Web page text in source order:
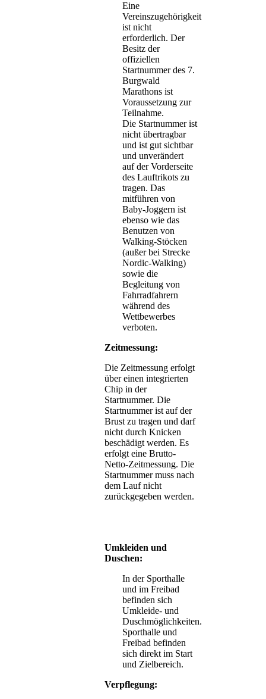
Eine
Vereinszugehörigkeit
ist nicht
erforderlich. Der
Besitz der
offiziellen
Startnummer des 7.
Burgwald
Marathons ist
Voraussetzung zur
Teilnahme.
Die Startnummer ist
nicht übertragbar
und ist gut sichtbar
und unverändert
auf der Vorderseite
des Lauftrikots zu
tragen. Das
mitführen von
Baby-Joggern ist
ebenso wie das
Benutzen von
Walking-Stöcken
(außer bei Strecke
Nordic-Walking)
sowie die
Begleitung von
Fahrradfahrern
während des
Wettbewerbes
verboten.
Zeitmessung:
Die Zeitmessung erfolgt
über einen integrierten
Chip in der
Startnummer. Die
Startnummer ist auf der
Brust zu tragen und darf
nicht durch Knicken
beschädigt werden. Es
erfolgt eine Brutto-
Netto-Zeitmessung. Die
Startnummer muss nach
dem Lauf nicht
zurückgegeben werden.
Umkleiden und
Duschen:
In der Sporthalle
und im Freibad
befinden sich
Umkleide- und
Duschmöglichkeiten.
Sporthalle und
Freibad befinden
sich direkt im Start
und Zielbereich.
Verpflegung: